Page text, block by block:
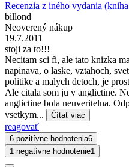
Recenzia z iného vydania
billond
Neoverený nákup
19.7.2011
stoji za to!!!
Necitam sci fi, ale tato knizka
napinava, o laske, vztahoch,
politike a malych detoch, je
Ale citala som ju v anglictine.
anglictine bola neuveritelna.
vsetkym...
Čítať viac
reagovať
6 pozitívne hodnotenia6
1 negatívne hodnotenie1